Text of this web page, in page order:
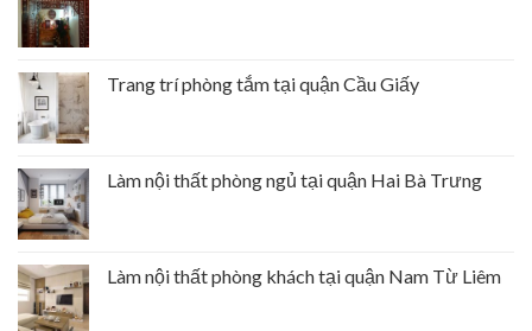
Trang trí phòng tắm tại quận Cầu Giấy
Làm nội thất phòng ngủ tại quận Hai Bà Trưng
Làm nội thất phòng khách tại quận Nam Từ Liêm